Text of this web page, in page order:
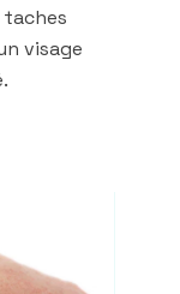
taches
visage